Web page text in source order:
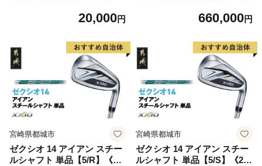
20,000円
5cm～185cm オリジナル 完
660,000円
宮崎県都城市
ゼクシオ 14 アイアン スチー
ルシャフト 単品【5/R】《20
宮崎県都城市
ゼクシオ 14 アイアン スチー
ルシャフト 単品【5/S】《20